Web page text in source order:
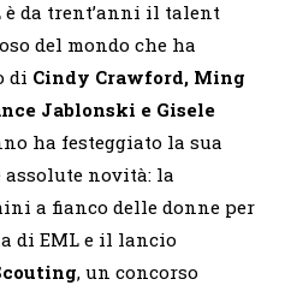
è da trent’anni il talent
del mondo che ha
di Cindy Crawford, Ming
Jablonski e Gisele
ha festeggiato la sua
assolute novità: la
a fianco delle donne per
di EML e il lancio
, un concorso